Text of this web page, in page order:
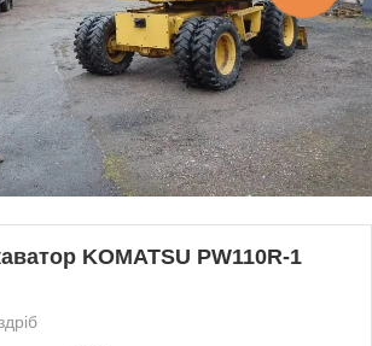
KOMATSU PW110R-1